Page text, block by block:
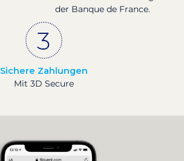
der Banque de France.
Sichere Zahlungen
Mit 3D Secure